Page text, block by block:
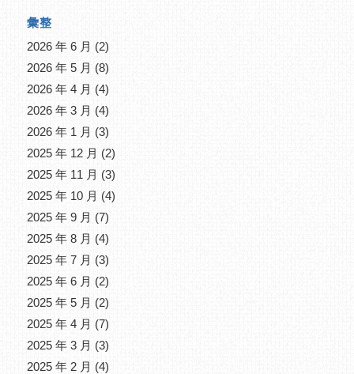
彙整
2026 年 6 月 (2)
2026 年 5 月 (8)
2026 年 4 月 (4)
2026 年 3 月 (4)
2026 年 1 月 (3)
2025 年 12 月 (2)
2025 年 11 月 (3)
2025 年 10 月 (4)
2025 年 9 月 (7)
2025 年 8 月 (4)
2025 年 7 月 (3)
2025 年 6 月 (2)
2025 年 5 月 (2)
2025 年 4 月 (7)
2025 年 3 月 (3)
2025 年 2 月 (4)